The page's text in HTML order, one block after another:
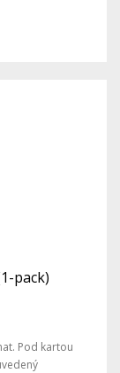
pack)
Pod kartou